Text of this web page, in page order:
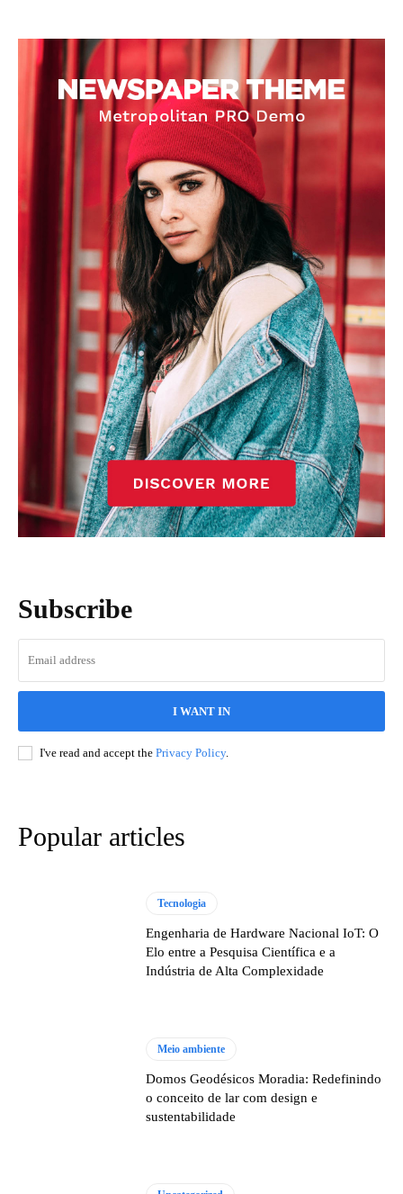
Subscribe
I WANT IN
I've read and accept the Privacy Policy.
Popular articles
Tecnologia
Engenharia de Hardware Nacional IoT: O
Elo entre a Pesquisa Científica e a
Indústria de Alta Complexidade
Meio ambiente
Domos Geodésicos Moradia: Redefinindo
o conceito de lar com design e
sustentabilidade